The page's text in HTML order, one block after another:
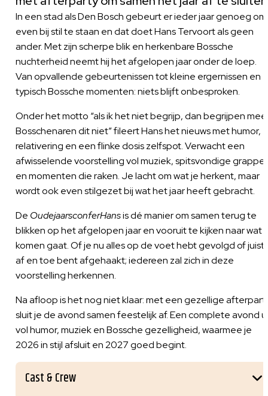
In een stad als Den Bosch gebeurt er ieder jaar genoeg om
even bij stil te staan en dat doet Hans Tervoort als geen
ander. Met zijn scherpe blik en herkenbare Bossche
nuchterheid neemt hij het afgelopen jaar onder de loep.
Van opvallende gebeurtenissen tot kleine ergernissen en
typisch Bossche momenten: niets blijft onbesproken.
Onder het motto “als ik het niet begrijp, dan begrijpen
Bosschenaren dit niet” fileert Hans het nieuws met humor,
relativering en een flinke dosis zelfspot. Verwacht een
afwisselende voorstelling vol muziek, spitsvondige
en momenten die raken. Je lacht om wat je herkent, maar
wordt ook even stilgezet bij wat het jaar heeft gebracht.
De OudejaarsconferHansis dé manier om samen terug te
blikken op het afgelopen jaar en vooruit te kijken naar wat
komen gaat. Of je nu alles op de voet hebt gevolgd of juist
af en toe bent afgehaakt; iedereen zal zich in deze
voorstelling herkennen.
Na afloop is het nog niet klaar: met een gezellige
sluit je de avond samen feestelijk af. Een complete avond
vol humor, muziek en Bossche gezelligheid, waarmee je
2026 in stijl afsluit en 2027 goed begint.
Cast & Crew